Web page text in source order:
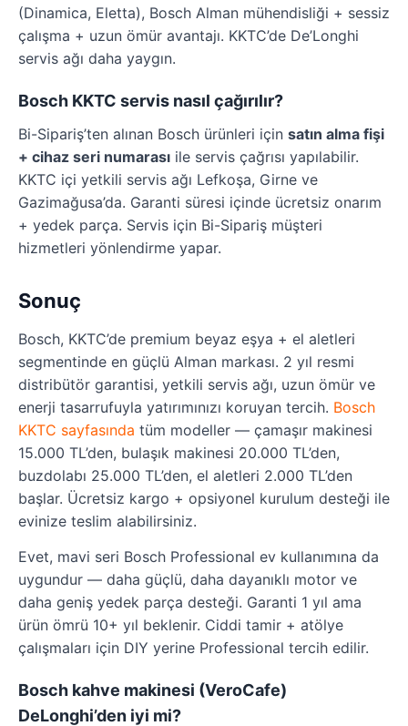
(Dinamica, Eletta), Bosch Alman mühendisliği + sessiz
çalışma + uzun ömür avantajı. KKTC’de De’Longhi
servis ağı daha yaygın.
Bosch KKTC servis nasıl çağırılır?
Bi-Sipariş’ten alınan Bosch ürünleri için satın alma fişi
+ cihaz seri numarası ile servis çağrısı yapılabilir.
KKTC içi yetkili servis ağı Lefkoşa, Girne ve
Gazimağusa’da. Garanti süresi içinde ücretsiz onarım
+ yedek parça. Servis için Bi-Sipariş müşteri
hizmetleri yönlendirme yapar.
Sonuç
Bosch, KKTC’de premium beyaz eşya + el aletleri
segmentinde en güçlü Alman markası. 2 yıl resmi
distribütör garantisi, yetkili servis ağı, uzun ömür ve
enerji tasarrufuyla yatırımınızı koruyan tercih. Bosch
KKTC sayfasında tüm modeller — çamaşır makinesi
15.000 TL’den, bulaşık makinesi 20.000 TL’den,
buzdolabı 25.000 TL’den, el aletleri 2.000 TL’den
başlar. Ücretsiz kargo + opsiyonel kurulum desteği ile
evinize teslim alabilirsiniz.
Evet, mavi seri Bosch Professional ev kullanımına da
uygundur — daha güçlü, daha dayanıklı motor ve
daha geniş yedek parça desteği. Garanti 1 yıl ama
ürün ömrü 10+ yıl beklenir. Ciddi tamir + atölye
çalışmaları için DIY yerine Professional tercih edilir.
Bosch kahve makinesi (VeroCafe)
DeLonghi’den iyi mi?